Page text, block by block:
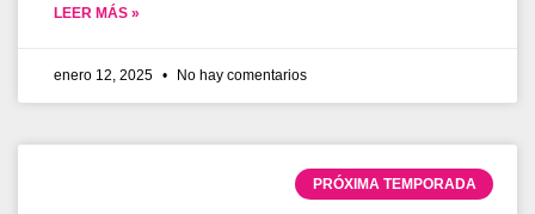
LEER MÁS »
enero 12, 2025 No hay comentarios
PRÓXIMA TEMPORADA